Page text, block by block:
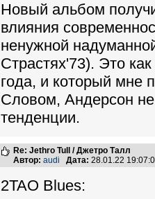
Новый альбом
влияния
ненужной
Страстях'73). Это
года, и который мне
Словом, Андерсон
тенденции.
Re: Jethro Tull / Джетро Талл
Автор: audi Дата: 28.01.22
2TAO Blues: